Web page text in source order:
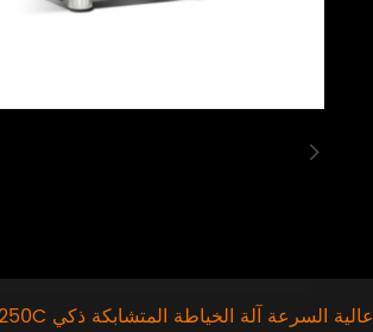
JY-C250C عالية السرعة آلة الخياطة المتشابكة ذكي